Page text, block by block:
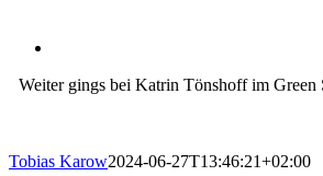
Weiter gings bei Katrin Tönshoff im Green
Tobias Karow2024-06-27T13:46:21+02:00